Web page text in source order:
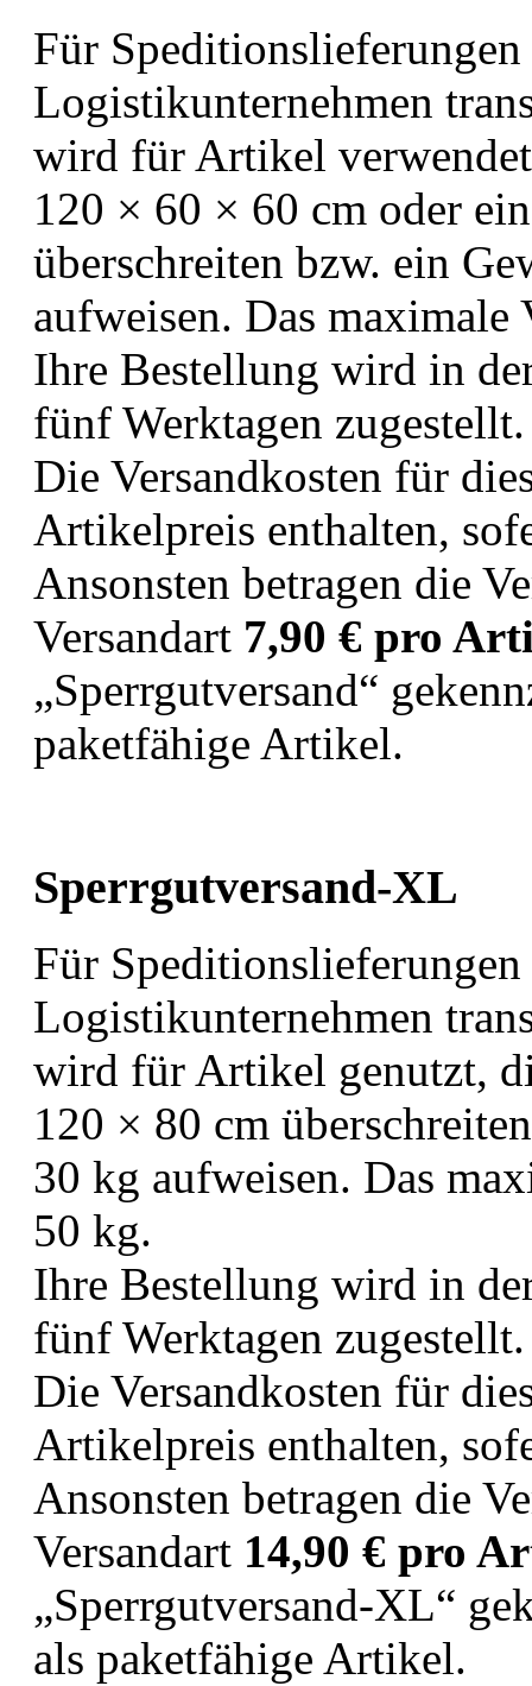
Für
Logistikunternehmen
wird für Artikel
120 × 60 × 60 cm oder
überschreiten bzw. ein
aufweisen. Das
Ihre Bestellung wird in
fünf Werktagen zugestellt.
Die Versandkosten für
Artikelpreis enthalten,
Ansonsten betragen die
Versandart 7,90 € pro
„Sperrgutversand“
paketfähige Artikel.
Sperrgutversand-XL
Für
Logistikunternehmen
wird für Artikel genutzt,
120 × 80 cm
30 kg aufweisen. Das
50 kg.
Ihre Bestellung wird in
fünf Werktagen zugestellt.
Die Versandkosten für
Artikelpreis enthalten,
Ansonsten betragen die
Versandart 14,90 € pro
„Sperrgutversand-XL“
als paketfähige Artikel.